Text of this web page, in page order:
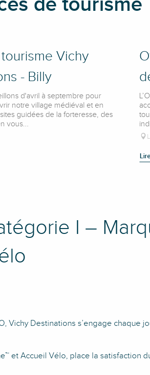
Vichy
- Billy
d'avril à septembre pour
notre village médiéval et en
guidées de la forteresse, des
vous...
I –
Vichy Destinations s’engage chaque
et Accueil Vélo, place la satisfaction